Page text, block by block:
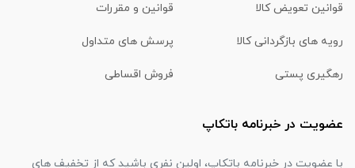
قوانین تعویض کالا قوانین و مقررات
رویه های بازگردانی کالا پرسش های متداول
رهگیری پستی فروش اقساطی
عضویت در خبرنامه باتکاپ
با عضویت در خبرنامه باتکاپ، اولین نفری باشید که از تخفیف های